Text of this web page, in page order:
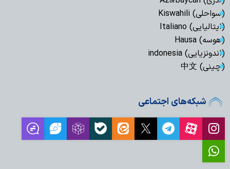
(سواحلی) Kiswahili
(ایتالیایی) Italiano
(هوسه) Hausa
(اندونزیایی) indonesia
(چینی) 中文
شبکه‌های اجتماعی